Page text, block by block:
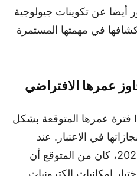
عن تكوينات جيولوجية
في مهمتها المستمرة
عمرها الافتراضي
تجاوزت مروحية Ingenuity فترة عمرها المتوقعة بشكل
في الاعتبار. عند
إطلاقها لأول مرة في عام 2021، كان من المتوقع أن
إمكانيات إلكترونيات